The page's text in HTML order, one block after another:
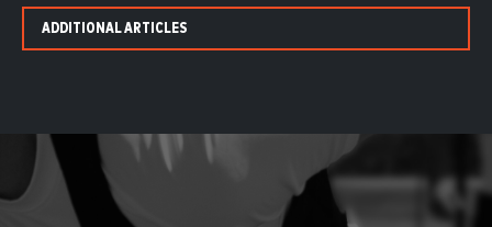
ADDITIONAL ARTICLES